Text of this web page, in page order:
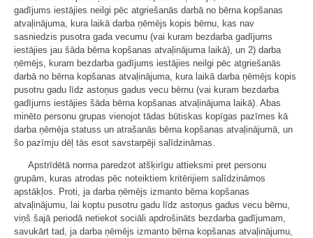
gadījums iestājies neilgi pēc atgriešanās darbā no bērna kopšanas
atvaļinājuma, kura laikā darba ņēmējs kopis bērnu, kas nav
sasniedzis pusotra gada vecumu (vai kuram bezdarba gadījums
iestājies jau šāda bērna kopšanas atvaļinājuma laikā), un 2) darba
ņēmējs, kuram bezdarba gadījums iestājies neilgi pēc atgriešanās
darbā no bērna kopšanas atvaļinājuma, kura laikā darba ņēmējs kopis
pusotru gadu līdz astoņus gadus vecu bērnu (vai kuram bezdarba
gadījums iestājies šāda bērna kopšanas atvaļinājuma laikā). Abas
minēto personu grupas vienojot tādas būtiskas kopīgas pazīmes kā
darba ņēmēja statuss un atrašanās bērna kopšanas atvaļinājumā, un
šo pazīmju dēļ tās esot savstarpēji salīdzināmas.
Apstrīdētā norma paredzot atšķirīgu attieksmi pret personu
grupām, kuras atrodas pēc noteiktiem kritērijiem salīdzināmos
apstākļos. Proti, ja darba ņēmējs izmanto bērna kopšanas
atvaļinājumu, lai koptu pusotru gadu līdz astoņus gadus vecu bērnu,
viņš šajā periodā netiekot sociāli apdrošināts bezdarba gadījumam,
savukārt tad, ja darba ņēmējs izmanto bērna kopšanas atvaļinājumu,